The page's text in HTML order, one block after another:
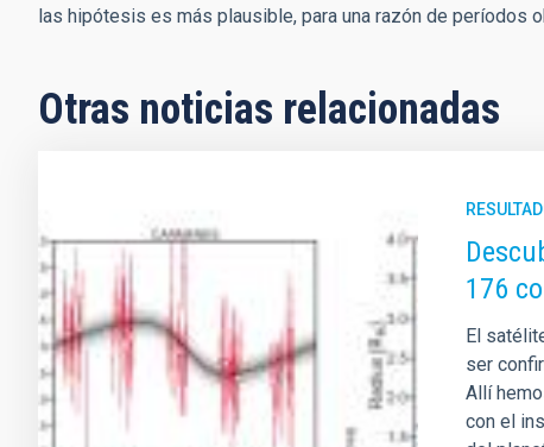
las hipótesis es más plausible, para una razón de períodos
Otras noticias relacionadas
176
El
ser
Allí
con el